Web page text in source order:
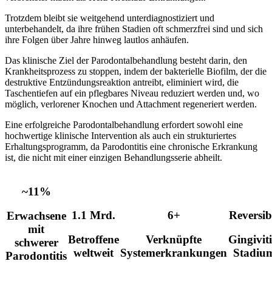
Trotzdem bleibt sie weitgehend unterdiagnostiziert und
unterbehandelt, da ihre frühen Stadien oft schmerzfrei sind und sich
ihre Folgen über Jahre hinweg lautlos anhäufen.
Das klinische Ziel der Parodontalbehandlung besteht darin, den
Krankheitsprozess zu stoppen, indem der bakterielle Biofilm, der die
destruktive Entzündungsreaktion antreibt, eliminiert wird, die
Taschentiefen auf ein pflegbares Niveau reduziert werden und, wo
möglich, verlorener Knochen und Attachment regeneriert werden.
Eine erfolgreiche Parodontalbehandlung erfordert sowohl eine
hochwertige klinische Intervention als auch ein strukturiertes
Erhaltungsprogramm, da Parodontitis eine chronische Erkrankung
ist, die nicht mit einer einzigen Behandlungsserie abheilt.
~11%
Erwachsene
mit
schwerer
Parodontitis
1.1 Mrd.
Betroffene
weltweit
6+
Verknüpfte
Systemerkrankungen